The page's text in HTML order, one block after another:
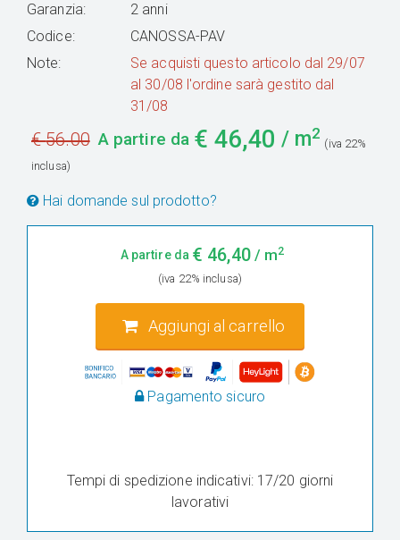
Garanzia:
2 anni
Codice:
CANOSSA-PAV
Note:
Se acquisti questo articolo dal 29/07
al 30/08 l'ordine sarà gestito dal
31/08
€56.00 A partire da € 46,40 / m2
(iva 22%
inclusa)
Hai domande sul prodotto?
A partire da € 46,40/ m2
(iva 22% inclusa)
Aggiungi al carrello
Pagamento sicuro
Tempi di spedizione indicativi: 17/20 giorni
lavorativi